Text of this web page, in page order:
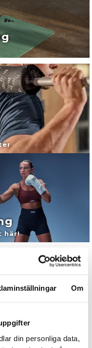
Om
din personliga data,
här!
utrustning
på gym utrustning!
träning och fitness. Vi
och träningsredskap,
och professionella
du ett stort sortiment av
med allt från
boxningsskydd för både